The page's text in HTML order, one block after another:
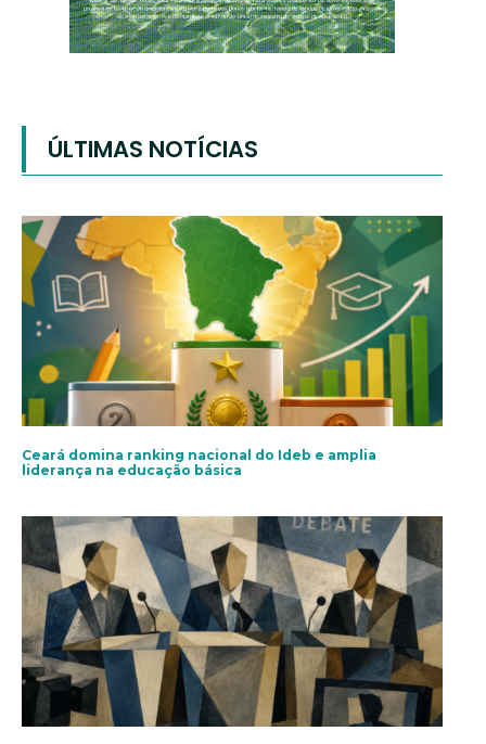
ÚLTIMAS NOTÍCIAS
Ceará domina ranking nacional do Ideb e amplia
liderança na educação básica